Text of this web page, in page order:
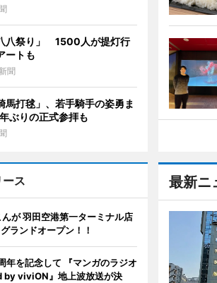
最新ニ
八祭り」 1500人が提灯行
ートも
聞
馬打毬」、若手騎手の姿勇ま
ぶりの正式参拝も
ス
が 羽田空港第一ターミナル店
ランドオープン！！
年を記念して 『マンガのラジオ
viviON』地上波放送が決